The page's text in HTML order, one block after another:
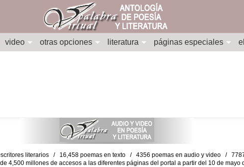
video otras opciones literatura páginas especiales
literarios / 16,458 poemas en texto / 4356 poemas en audio y video /
4,500 millones de accesos a las diferentes páginas del portal a partir del 10 de mayo